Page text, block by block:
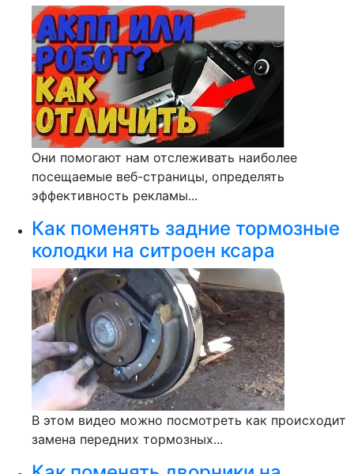
Они помогают нам отслеживать наиболее
посещаемые веб-страницы, определять
эффективность рекламы...
Как поменять задние тормозные
колодки на ситроен ксара
В этом видео можно посмотреть как происходит
замена передних тормозных...